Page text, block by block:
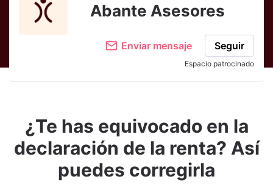
Abante Asesores
Enviar mensaje Seguir
Espacio patrocinado
¿Te has equivocado en la
declaración de la renta? Así
puedes corregirla